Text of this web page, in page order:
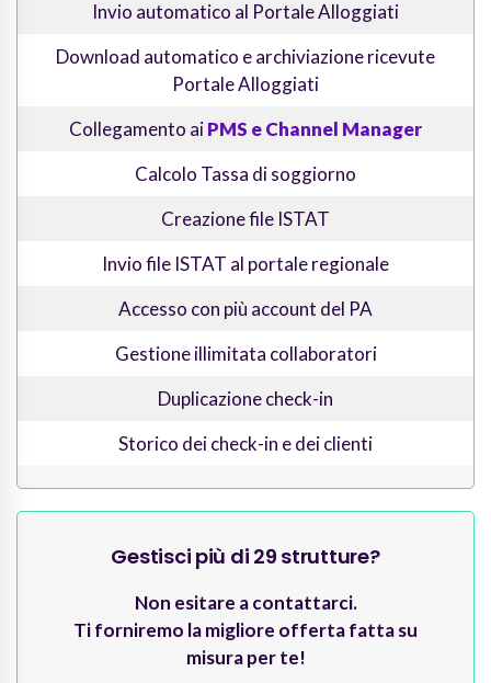
Invio automatico al Portale Alloggiati
Download automatico e archiviazione ricevute
Portale Alloggiati
Collegamento aiPMS e Channel Manager
Calcolo Tassa di soggiorno
Creazione file ISTAT
Invio file ISTAT al portale regionale
Accesso con più account del PA
Gestione illimitata collaboratori
Duplicazione check-in
Storico dei check-in e dei clienti
Gestisci più di 29 strutture?
Non esitare a contattarci.
Ti forniremo la migliore offerta fatta su
misura per te!